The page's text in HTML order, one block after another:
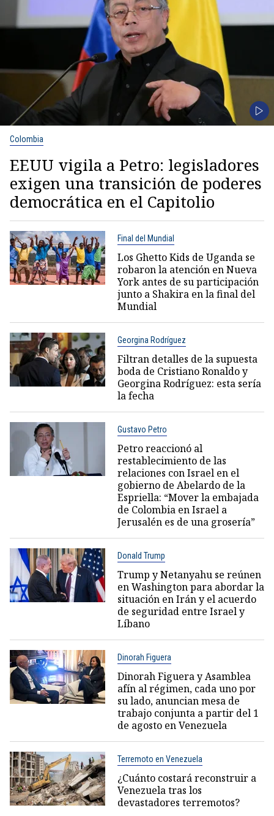
Colombia
EEUU vigila a Petro: legisladores
exigen una transición de poderes
democrática en el Capitolio
Final del Mundial
Los Ghetto Kids de Uganda se
robaron la atención en Nueva
York antes de su participación
junto a Shakira en la final del
Mundial
Georgina Rodríguez
Filtran detalles de la supuesta
boda de Cristiano Ronaldo y
Georgina Rodríguez: esta sería
la fecha
Gustavo Petro
Petro reaccionó al
restablecimiento de las
relaciones con Israel en el
gobierno de Abelardo de la
Espriella: “Mover la embajada
de Colombia en Israel a
Jerusalén es de una grosería”
Donald Trump
Trump y Netanyahu se reúnen
en Washington para abordar la
situación en Irán y el acuerdo
de seguridad entre Israel y
Líbano
Dinorah Figuera
Dinorah Figuera y Asamblea
afín al régimen, cada uno por
su lado, anuncian mesa de
trabajo conjunta a partir del 1
de agosto en Venezuela
Terremoto en Venezuela
¿Cuánto costará reconstruir a
Venezuela tras los
devastadores terremotos?